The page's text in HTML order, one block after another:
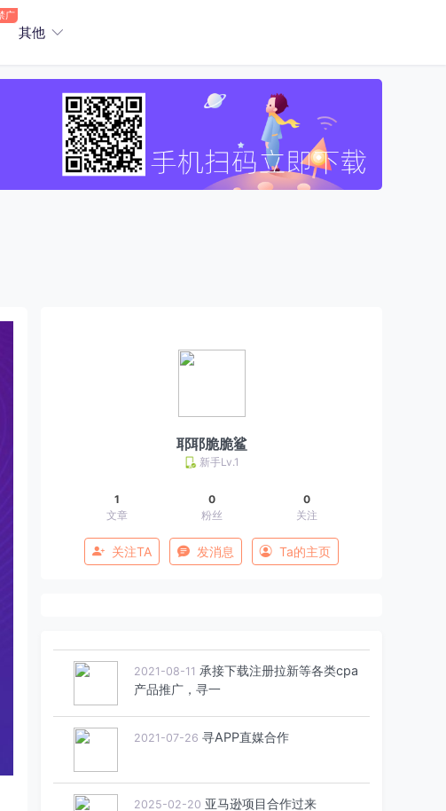
其他
耶耶脆脆鲨
新手Lv.1
1
文章
0
粉丝
0
关注
关注TA 发消息 Ta的主页
2021-07-27 提供十万级用户体系，寻cpa
产品甲方和媒体
2021-08-11 承接下载注册拉新等各类cpa
2021-07-26 寻APP直媒合作